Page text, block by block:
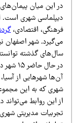
این میان پیمان‌های
شهری است. این
اقتصادی،گردشگری
شهر اصفهان نیز به
گذشته توانسته
در حال حاضر
شهرهایی از آسیا،
که به این مجموعه
این روابط می‌تواند در
مدیریتی شهری،